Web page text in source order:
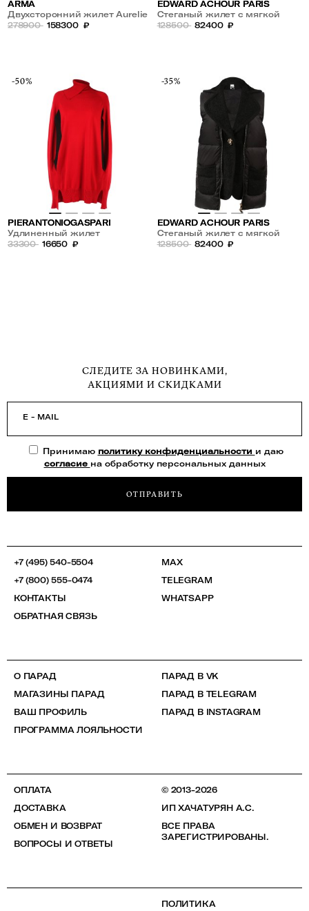
ARMA
Двухсторонний жилет Aurelie
из овчины
278900 158300 ₽
EDWARD ACHOUR PARIS
Стеганый жилет с мягкой
текстурной отделкой и
128500 82400 ₽
-50%
PIERANTONIOGASPARI
Удлиненный жилет
33300 16650 ₽
-35%
EDWARD ACHOUR PARIS
Стеганый жилет с мягкой
текстурной отделкой и
128500 82400 ₽
СЛЕДИТЕ ЗА НОВИНКАМИ,
АКЦИЯМИ И СКИДКАМИ
E - MAIL
Принимаю политику конфиденциальности и даю
согласие на обработку персональных данных
ОТПРАВИТЬ
+7 (495) 540-5504
+7 (800) 555-0474
КОНТАКТЫ
ОБРАТНАЯ СВЯЗЬ
MAX
TELEGRAM
WHATSAPP
О ПАРАД
МАГАЗИНЫ ПАРАД
ВАШ ПРОФИЛЬ
ПРОГРАММА ЛОЯЛЬНОСТИ
ПАРАД В VK
ПАРАД В TELEGRAM
ПАРАД В INSTAGRAM
ОПЛАТА
ДОСТАВКА
ОБМЕН И ВОЗВРАТ
ВОПРОСЫ И ОТВЕТЫ
© 2013-2026
ИП ХАЧАТУРЯН А.С.
ВСЕ ПРАВА
ЗАРЕГИСТРИРОВАНЫ.
ПОЛИТИКА